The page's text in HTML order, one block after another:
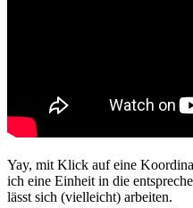
Yay, mit Klick auf eine
ich eine Einheit in die
lässt sich (vielleicht) arbeiten.